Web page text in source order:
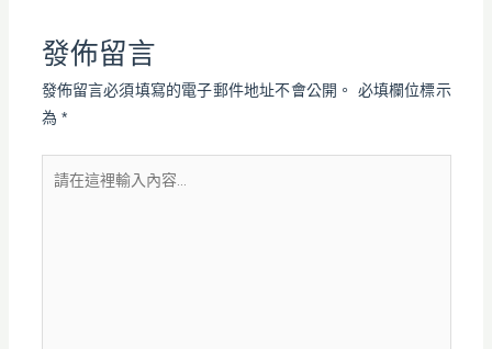
發佈留言
發佈留言必須填寫的電子郵件地址不會公開。
必填欄位標示
為 *